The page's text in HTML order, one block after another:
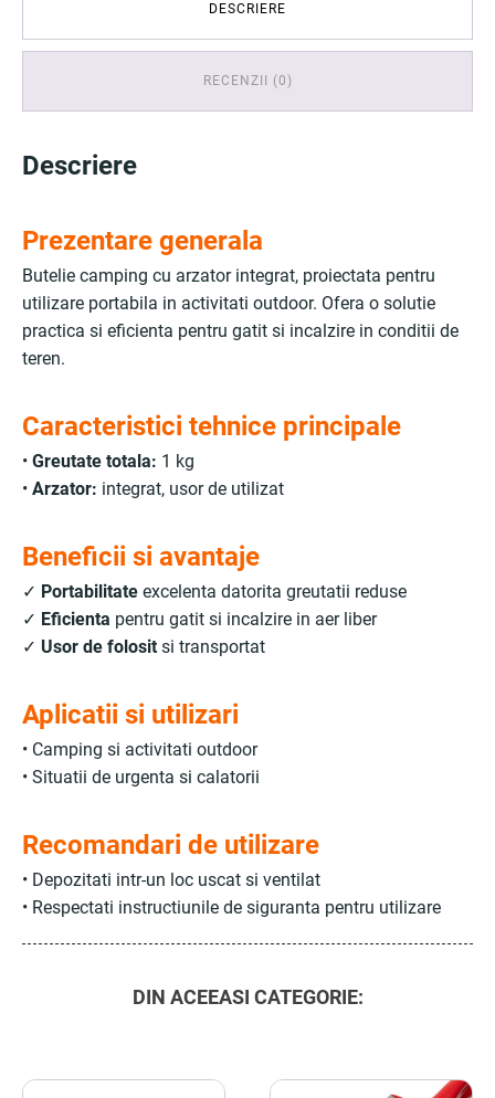
DESCRIERE
RECENZII (0)
Descriere
Prezentare generala
Butelie camping cu arzator integrat, proiectata pentru
utilizare portabila in activitati outdoor. Ofera o solutie
practica si eficienta pentru gatit si incalzire in conditii de
teren.
Caracteristici tehnice principale
• Greutate totala: 1 kg
• Arzator: integrat, usor de utilizat
Beneficii si avantaje
✓ Portabilitate excelenta datorita greutatii reduse
✓ Eficienta pentru gatit si incalzire in aer liber
✓ Usor de folosit si transportat
Aplicatii si utilizari
• Camping si activitati outdoor
• Situatii de urgenta si calatorii
Recomandari de utilizare
• Depozitati intr-un loc uscat si ventilat
• Respectati instructiunile de siguranta pentru utilizare
DIN ACEEASI CATEGORIE: